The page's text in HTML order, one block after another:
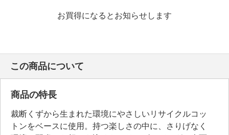
お買得になるとお知らせします
この商品について
商品の特長
裁断くずから生まれた環境にやさしいリサイクルコッ
トンをベースに使用。持つ楽しさの中に、さりげなく